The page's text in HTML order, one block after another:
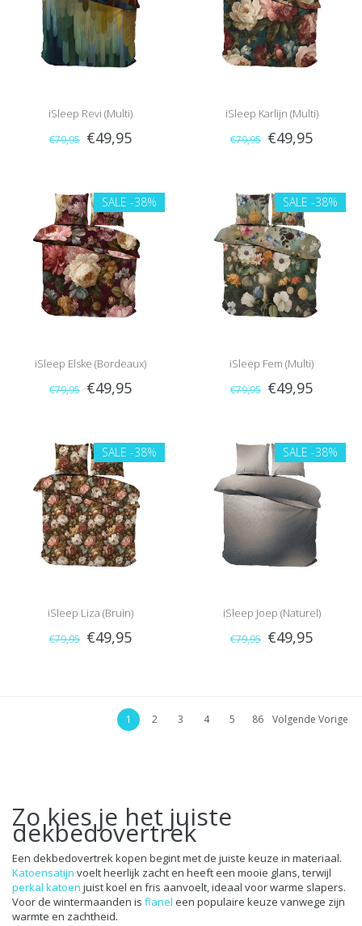
iSleep Revi (Multi)
€79,95 €49,95
iSleep Karlijn (Multi)
€79,95 €49,95
SALE -38%
iSleep Elske (Bordeaux)
€79,95 €49,95
SALE -38%
iSleep Fem (Multi)
€79,95 €49,95
SALE -38%
iSleep Liza (Bruin)
€79,95 €49,95
SALE -38%
iSleep Joep (Naturel)
€79,95 €49,95
1 2 3 4 5 86 Volgende Vorige
Zo kies je het juiste
dekbedovertrek
Een dekbedovertrek kopen begint met de juiste keuze in materiaal.
Katoensatijn voelt heerlijk zacht en heeft een mooie glans, terwijl
perkal katoen juist koel en fris aanvoelt, ideaal voor warme slapers.
Voor de wintermaanden is flanel een populaire keuze vanwege zijn
warmte en zachtheid.